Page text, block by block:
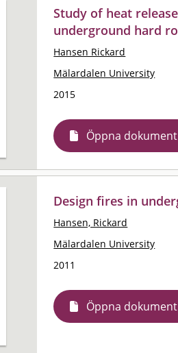
Study of heat
underground hard
Hansen Rickard
Mälardalen University
2015
Öppna dokument
Design fires in
Hansen, Rickard
Mälardalen University
2011
Öppna dokument